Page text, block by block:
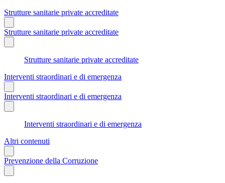
Strutture sanitarie private accreditate
Strutture sanitarie private accreditate
Strutture sanitarie private accreditate
Interventi straordinari e di emergenza
Interventi straordinari e di emergenza
Interventi straordinari e di emergenza
Altri contenuti
Prevenzione della Corruzione